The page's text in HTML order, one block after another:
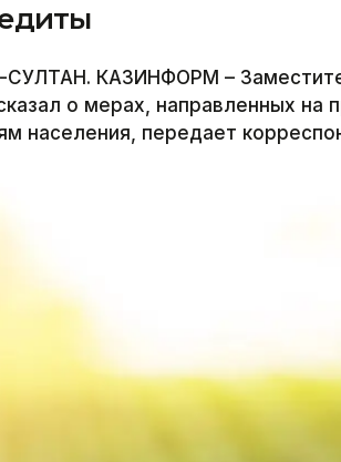
СУЛТАН. КАЗИНФОРМ –
о мерах, направленных на
населения, передает